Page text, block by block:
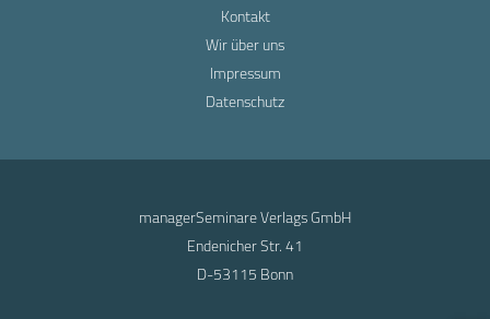
Kontakt
Wir über uns
Impressum
Datenschutz
managerSeminare Verlags GmbH
Endenicher Str. 41
D-53115 Bonn